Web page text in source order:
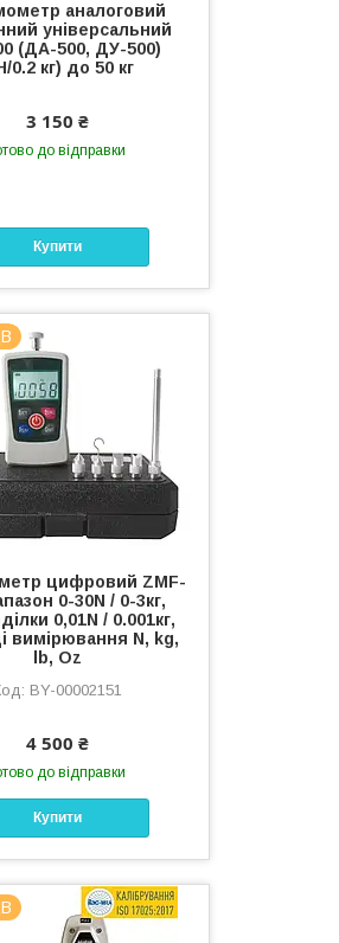
аналоговий
універсальний
(ДА-500, ДУ-500)
0.2 кг) до 50 кг
3 150 ₴
до відправки
Купити
цифровий ZMF-
0-30N / 0-3кг,
0,01N / 0.001кг,
вимірювання N, kg,
lb, Oz
BY-00002151
4 500 ₴
до відправки
Купити